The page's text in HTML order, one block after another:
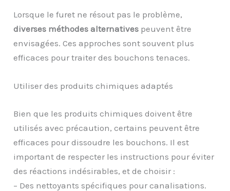
Lorsque le furet ne résout pas le problème,
diverses méthodes alternatives peuvent être
envisagées. Ces approches sont souvent plus
efficaces pour traiter des bouchons tenaces.
Utiliser des produits chimiques adaptés
Bien que les produits chimiques doivent être
utilisés avec précaution, certains peuvent être
efficaces pour dissoudre les bouchons. Il est
important de respecter les instructions pour éviter
des réactions indésirables, et de choisir :
– Des nettoyants spécifiques pour canalisations.